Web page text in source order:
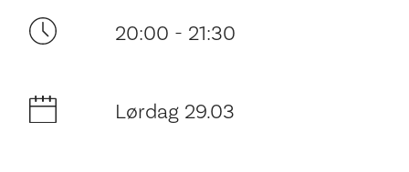
20:00 - 21:30
Lørdag 29.03